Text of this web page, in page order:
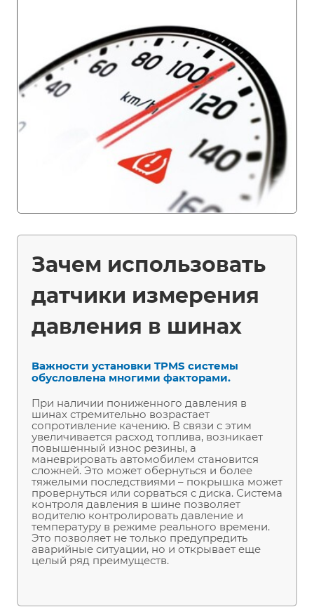
Зачем использовать
датчики измерения
давления в шинах
Важности установки TPMS системы
обусловлена многими факторами.
При наличии пониженного давления в
шинах стремительно возрастает
сопротивление качению. В связи с этим
увеличивается расход топлива, возникает
повышенный износ резины, а
маневрировать автомобилем становится
сложней. Это может обернуться и более
тяжелыми последствиями – покрышка может
провернуться или сорваться с диска. Система
контроля давления в шине позволяет
водителю контролировать давление и
температуру в режиме реального времени.
Это позволяет не только предупредить
аварийные ситуации, но и открывает еще
целый ряд преимуществ.